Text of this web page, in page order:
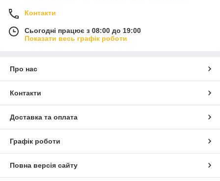
Контакти
Сьогодні працює з 08:00 до 19:00
Показати весь графік роботи
Про нас
Контакти
Доставка та оплата
Графік роботи
Повна версія сайту